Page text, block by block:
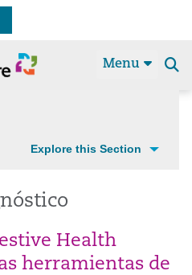
Menu
Explore this Section
Health
herramientas de